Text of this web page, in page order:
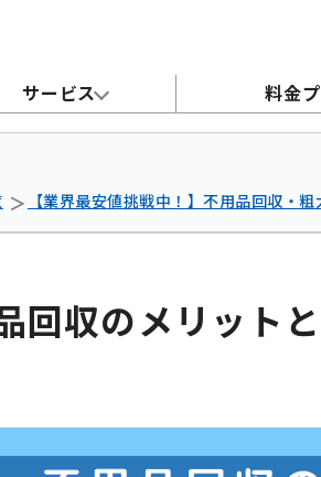
サービス 料金
【業界最安値挑戦中！】不用品回収・
回収のメリット